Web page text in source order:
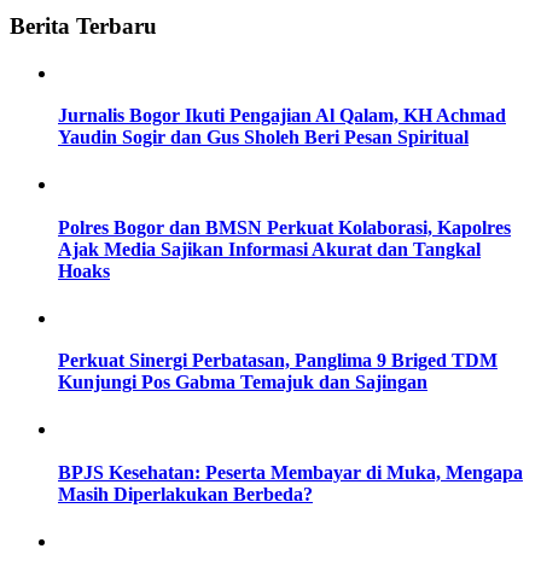
Berita Terbaru
Jurnalis Bogor Ikuti Pengajian Al Qalam, KH Achmad
Yaudin Sogir dan Gus Sholeh Beri Pesan Spiritual
Polres Bogor dan BMSN Perkuat Kolaborasi, Kapolres
Ajak Media Sajikan Informasi Akurat dan Tangkal
Hoaks
Perkuat Sinergi Perbatasan, Panglima 9 Briged TDM
Kunjungi Pos Gabma Temajuk dan Sajingan
BPJS Kesehatan: Peserta Membayar di Muka, Mengapa
Masih Diperlakukan Berbeda?